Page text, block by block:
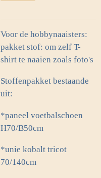
Voor de hobbynaaisters:
pakket stof: om zelf T-
shirt te naaien zoals foto's
Stoffenpakket bestaande
uit:
*paneel voetbalschoen
H70/B50cm
*unie kobalt tricot
70/140cm